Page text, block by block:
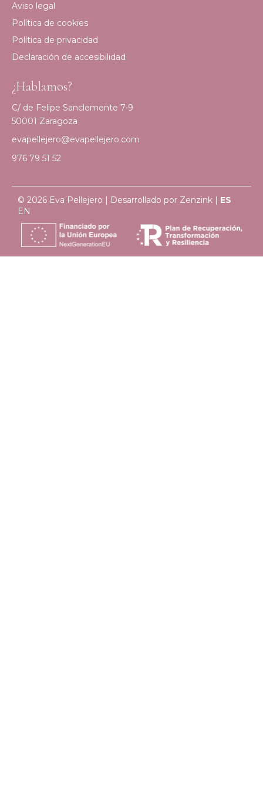
Aviso legal
Política de cookies
Política de privacidad
Declaración de accesibilidad
¿Hablamos?
C/ de Felipe Sanclemente 7-9
50001 Zaragoza
evapellejero@evapellejero.com
976 79 51 52
© 2026 Eva Pellejero | Desarrollado por Zenzink | ES
EN